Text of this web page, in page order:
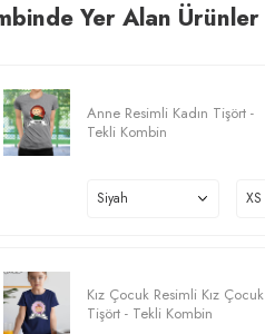
Yer Alan Ürünler
Anne Resimli Kadın Tişört -
Tekli Kombin
Kız Çocuk Resimli Kız Çocuk
Tişört - Tekli Kombin